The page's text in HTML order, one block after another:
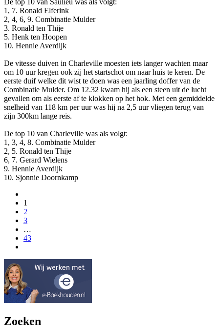
De top 10 van Saulieu was als volgt:
1, 7. Ronald Elferink
2, 4, 6, 9. Combinatie Mulder
3. Ronald ten Thije
5. Henk ten Hoopen
10. Hennie Averdijk
De vitesse duiven in Charleville moesten iets langer wachten maar
om 10 uur kregen ook zij het startschot om naar huis te keren. De
eerste duif welke dit wist te doen was een jaarling doffer van de
Combinatie Mulder. Om 12.32 kwam hij als een steen uit de lucht
gevallen om als eerste af te klokken op het hok. Met een gemiddelde
snelheid van 118 km per uur was hij na 2,5 uur vliegen terug van
zijn 300km lange reis.
De top 10 van Charleville was als volgt:
1, 3, 4, 8. Combinatie Mulder
2, 5. Ronald ten Thije
6, 7. Gerard Wielens
9. Hennie Averdijk
10. Sjonnie Doornkamp
1
2
3
…
43
Zoeken